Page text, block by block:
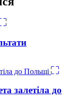
залетіла до